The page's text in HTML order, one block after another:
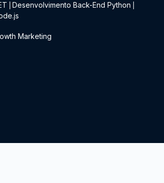
Desenvolvimento Back-End Python
Marketing